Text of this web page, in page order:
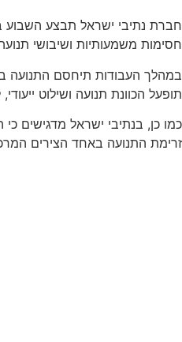
חברת נתיבי ישראל תבצע השבוע בליל שלישי, 23 ביוני 2026, עבודות תשתית במחלף
חסימות משמעותיות ושיבושי
תופעל הכוונת תנועה ושילוט
כמו כן, בנתיבי ישראל מדגישים
זרימת התנועה באחד הצירים